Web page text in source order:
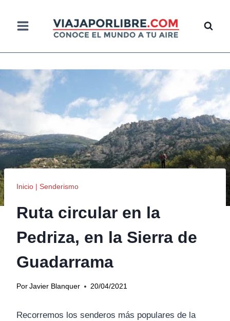
contenido
Inicio | Senderismo
Ruta circular en la
Pedriza, en la Sierra de
Guadarrama
Por Javier Blanquer 20/04/2021
Recorremos los senderos más populares de la